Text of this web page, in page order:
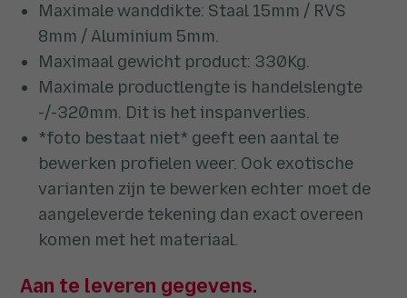
Maximale wanddikte: Staal 15mm / RVS
8mm / Aluminium 5mm.
Maximaal gewicht product: 330Kg.
Maximale productlengte is handelslengte
-/-320mm. Dit is het inspanverlies.
*foto bestaat niet* geeft een aantal te
bewerken profielen weer. Ook exotische
varianten zijn te bewerken echter moet de
aangeleverde tekening dan exact overeen
komen met het materiaal.
Aan te leveren gegevens.